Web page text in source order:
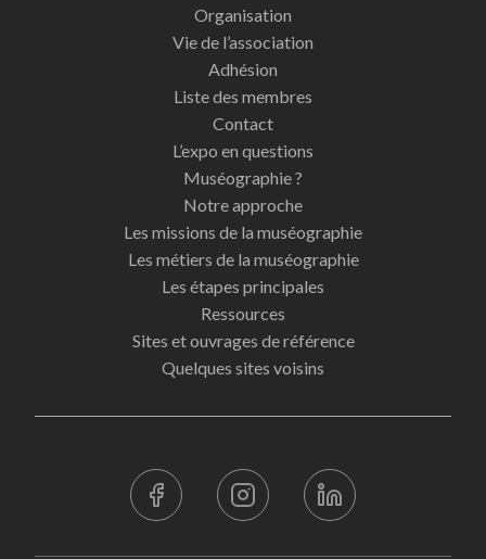
Organisation
Vie de l’association
Adhésion
Liste des membres
Contact
L’expo en questions
Muséographie ?
Notre approche
Les missions de la muséographie
Les métiers de la muséographie
Les étapes principales
Ressources
Sites et ouvrages de référence
Quelques sites voisins